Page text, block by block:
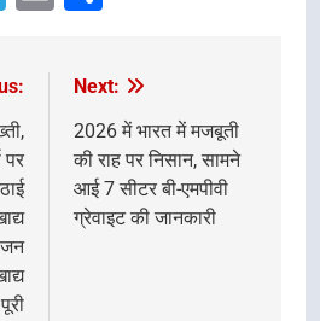
पर
जन
Next:
2026 में भारत में मजबूती
की राह पर निसान, सामने
आई 7 सीटर बी-एमपीवी
ग्रेवाइट की जानकारी